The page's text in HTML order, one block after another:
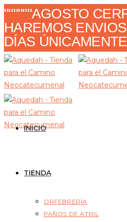
Ir
al
contenido
""""""AGOSTO
HAREMOS
DÍAS
INICIO
TIENDA
ORFEBRERÍA
PAÑOS DE ATRIL